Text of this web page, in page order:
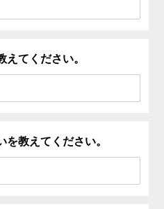
えてください。
を教えてください。